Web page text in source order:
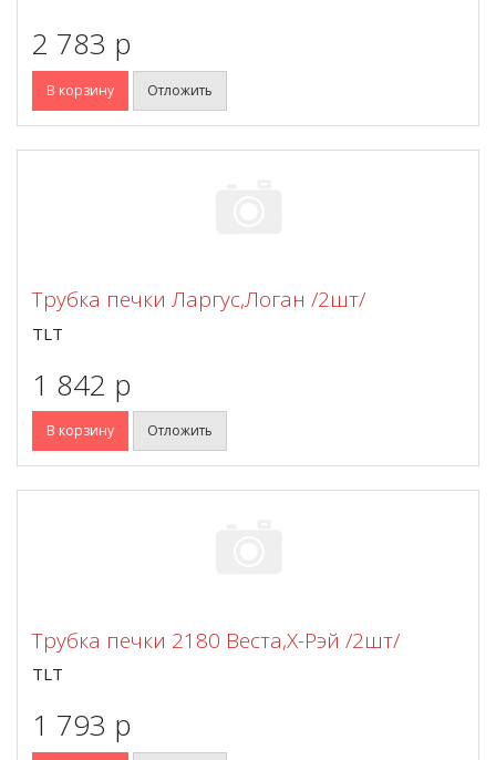
2 783 p
В корзину Отложить
Трубка печки Ларгус,Логан /2шт/
TLT
1 842 p
В корзину Отложить
Трубка печки 2180 Веста,Х-Рэй /2шт/
TLT
1 793 p